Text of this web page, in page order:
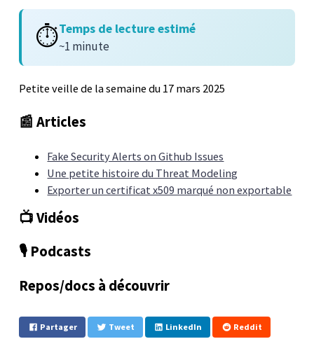
⏱️Temps de lecture estimé
~1 minute
Petite veille de la semaine du 17 mars 2025
📰 Articles
Fake Security Alerts on Github Issues
Une petite histoire du Threat Modeling
Exporter un certificat x509 marqué non exportable
📺 Vidéos
🎙️ Podcasts
Repos/docs à découvrir
Partager Tweet LinkedIn Reddit